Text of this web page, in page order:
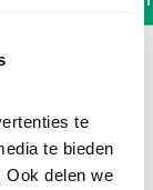
te
te bieden
Ook delen we